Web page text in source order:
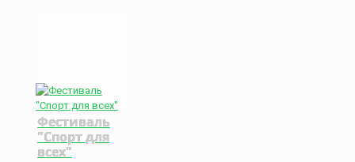
Фестиваль
"Спорт для
всех"